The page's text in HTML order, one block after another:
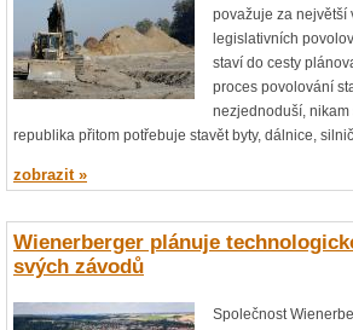
považuje za největší
legislativních
staví do cesty
proces povolování
nezjednoduší, nikam
republika přitom potřebuje stavět byty, dálnice,
zobrazit »
Wienerberger plánuje
svých závodů
Společnost